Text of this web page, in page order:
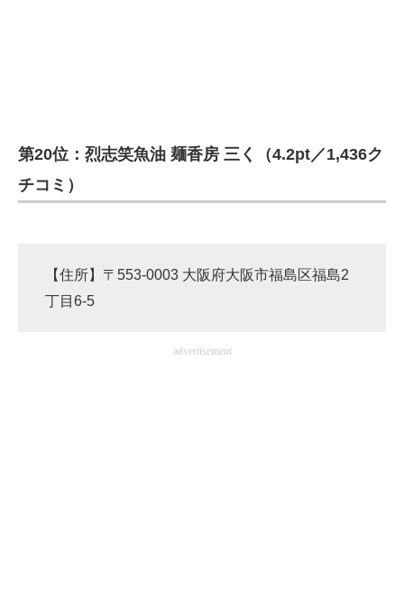
第20位：烈志笑魚油 麺香房 三く（4.2pt／1,436ク
チコミ）
【住所】〒553-0003 大阪府大阪市福島区福島2
丁目6-5
advertisement